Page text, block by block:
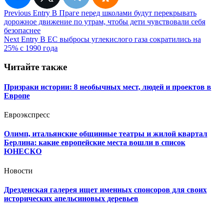
Навигация
по
записям
Previous Entry В Праге перед школами будут перекрывать
дорожное движение по утрам, чтобы дети чувствовали себя
безопаснее
Next Entry В ЕС выбросы углекислого газа сократились на
25% с 1990 года
Читайте также
Призраки истории: 8 необычных мест, людей и проектов в
Европе
Евроэкспресс
Олимп, итальянские общинные театры и жилой квартал
Берлина: какие европейские места вошли в список
ЮНЕСКО
Новости
Дрезденская галерея ищет именных спонсоров для своих
исторических апельсиновых деревьев